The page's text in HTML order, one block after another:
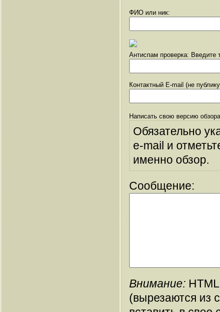
ФИО или ник:
Антиспам проверка: Введите
Контактный E-mail (не
Написать свою версию
Обязательно
e-mail и
именно обзор.
Сообщение:
Внимание:
(вырезаются из